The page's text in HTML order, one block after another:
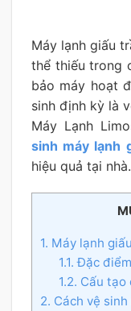
Máy lạnh giấu
thể thiếu trong
bảo máy hoạt
sinh định kỳ là
Máy Lạnh
sinh máy lạnh
hiệu quả tại nhà.
1. Máy lạnh
1.1. Đặc
1.2. Cấu tạo
2. Cách vệ